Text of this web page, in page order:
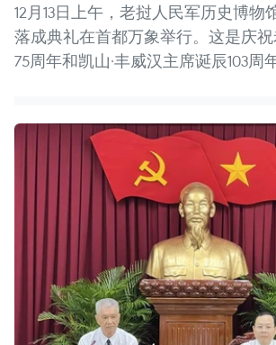
12月13日上午，老挝人民军历史博物
落成典礼在首都万象举行。这是庆
75周年和凯山·丰威汉主席诞辰103周